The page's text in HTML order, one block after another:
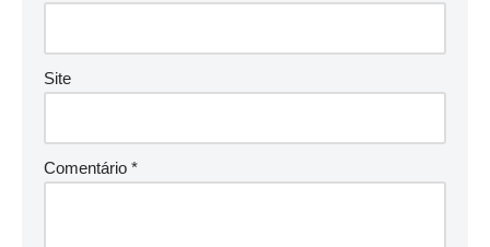
Site
Comentário *